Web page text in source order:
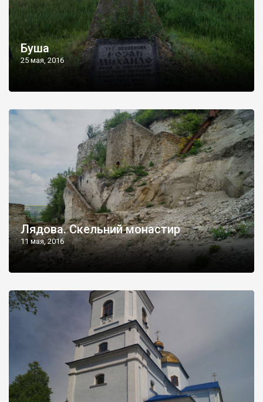
Буша
25 мая, 2016
Лядова. Скельний монастир
11 мая, 2016